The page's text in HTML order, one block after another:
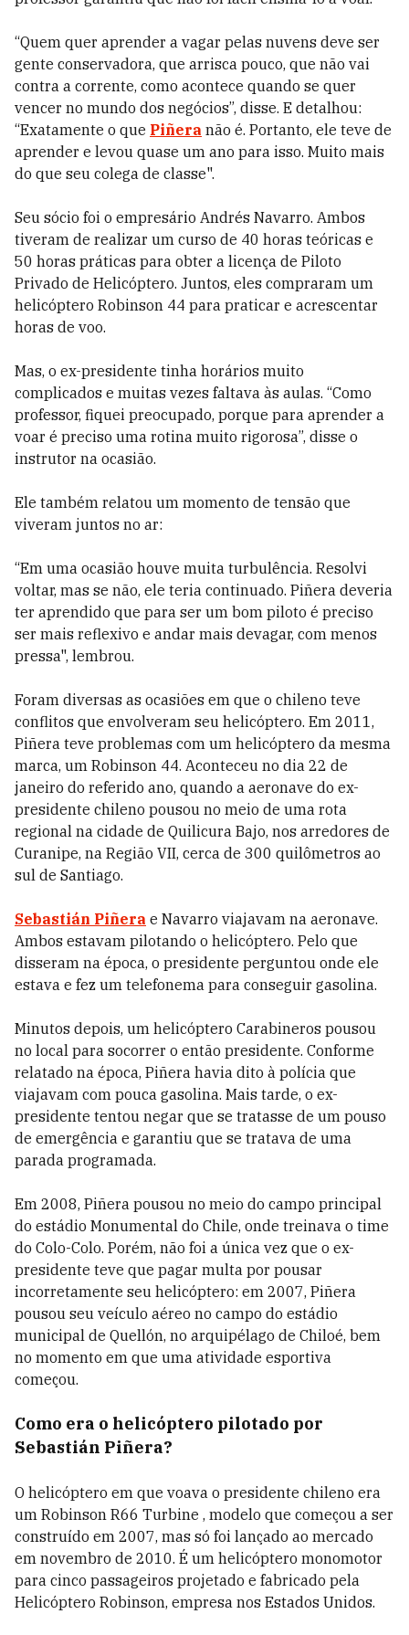
“Quem quer aprender a vagar pelas nuvens deve ser
gente conservadora, que arrisca pouco, que não vai
contra a corrente, como acontece quando se quer
vencer no mundo dos negócios”, disse. E detalhou:
“Exatamente o que Piñera não é. Portanto, ele teve de
aprender e levou quase um ano para isso. Muito mais
do que seu colega de classe".
Seu sócio foi o empresário Andrés Navarro. Ambos
tiveram de realizar um curso de 40 horas teóricas e
50 horas práticas para obter a licença de Piloto
Privado de Helicóptero. Juntos, eles compraram um
helicóptero Robinson 44 para praticar e acrescentar
horas de voo.
Mas, o ex-presidente tinha horários muito
complicados e muitas vezes faltava às aulas. “Como
professor, fiquei preocupado, porque para aprender a
voar é preciso uma rotina muito rigorosa”, disse o
instrutor na ocasião.
Ele também relatou um momento de tensão que
viveram juntos no ar:
“Em uma ocasião houve muita turbulência. Resolvi
voltar, mas se não, ele teria continuado. Piñera deveria
ter aprendido que para ser um bom piloto é preciso
ser mais reflexivo e andar mais devagar, com menos
pressa", lembrou.
Foram diversas as ocasiões em que o chileno teve
conflitos que envolveram seu helicóptero. Em 2011,
Piñera teve problemas com um helicóptero da mesma
marca, um Robinson 44. Aconteceu no dia 22 de
janeiro do referido ano, quando a aeronave do ex-
presidente chileno pousou no meio de uma rota
regional na cidade de Quilicura Bajo, nos arredores de
Curanipe, na Região VII, cerca de 300 quilômetros ao
sul de Santiago.
Sebastián Piñera e Navarro viajavam na aeronave.
Ambos estavam pilotando o helicóptero. Pelo que
disseram na época, o presidente perguntou onde ele
estava e fez um telefonema para conseguir gasolina.
Minutos depois, um helicóptero Carabineros pousou
no local para socorrer o então presidente. Conforme
relatado na época, Piñera havia dito à polícia que
viajavam com pouca gasolina. Mais tarde, o ex-
presidente tentou negar que se tratasse de um pouso
de emergência e garantiu que se tratava de uma
parada programada.
Em 2008, Piñera pousou no meio do campo principal
do estádio Monumental do Chile, onde treinava o time
do Colo-Colo. Porém, não foi a única vez que o ex-
presidente teve que pagar multa por pousar
incorretamente seu helicóptero: em 2007, Piñera
pousou seu veículo aéreo no campo do estádio
municipal de Quellón, no arquipélago de Chiloé, bem
no momento em que uma atividade esportiva
começou.
Como era o helicóptero pilotado por
Sebastián Piñera?
O helicóptero em que voava o presidente chileno era
um Robinson R66 Turbine , modelo que começou a ser
construído em 2007, mas só foi lançado ao mercado
em novembro de 2010. É um helicóptero monomotor
para cinco passageiros projetado e fabricado pela
Helicóptero Robinson, empresa nos Estados Unidos.